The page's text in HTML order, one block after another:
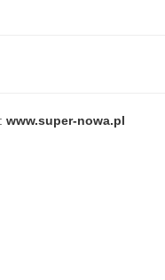
www.super-nowa.pl